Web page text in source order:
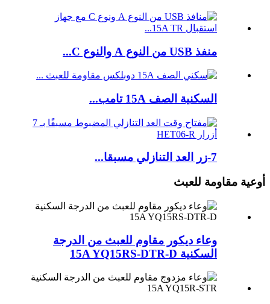
منفذ USB من النوع A والنوع C...
السكنية الصف 15A تامب...
7-زر العد التنازلي مسبقا...
أوعية مقاومة للعبث
وعاء ديكور مقاوم للعبث من الدرجة
السكنية 15A YQ15RS-DTR-D